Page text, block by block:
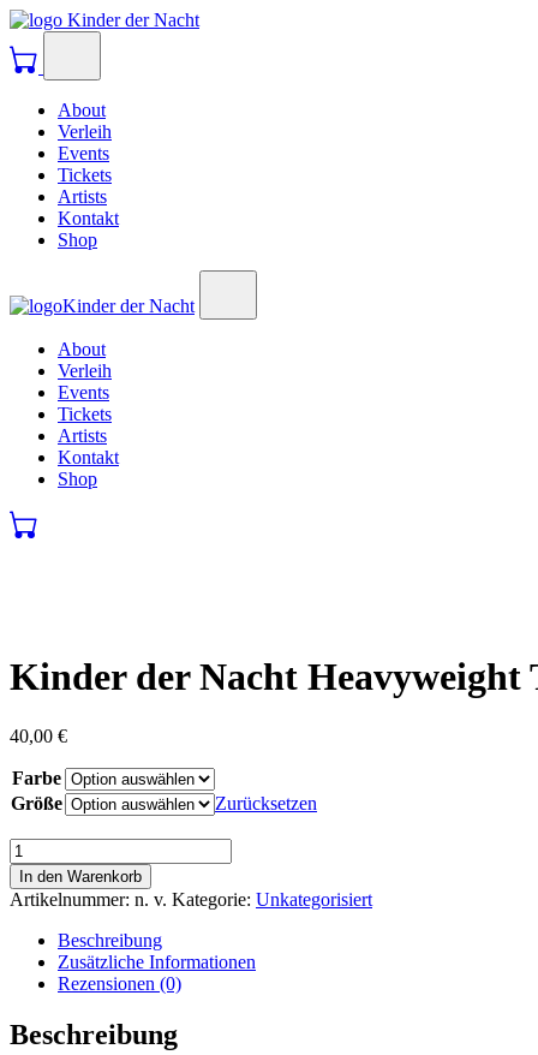
Kinder der Nacht
About
Verleih
Events
Tickets
Artists
Kontakt
Shop
Kinder der Nacht
About
Verleih
Events
Tickets
Artists
Kontakt
Shop
Kinder der Nacht Heavyweight
40,00 €
Farbe
Größe
Zurücksetzen
Kinder
der
Nacht
Heavyweight
Shirt
Menge
In den Warenkorb
Artikelnummer: n. v. Kategorie: Unkategorisiert
Beschreibung
Zusätzliche Informationen
Rezensionen (0)
Beschreibung